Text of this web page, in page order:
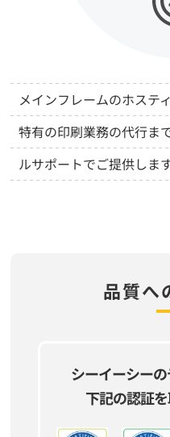
メインフレームのホステ
特有の印刷業務の代行ま
ルサポートでご提供します
品質へ
シーイーシーの
下記の認証を